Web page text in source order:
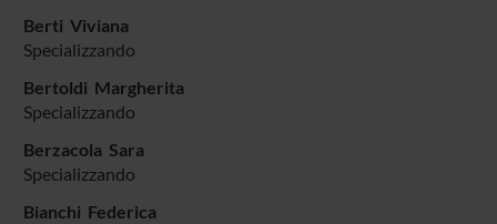
Berti Viviana
Specializzando
Bertoldi Margherita
Specializzando
Berzacola Sara
Specializzando
Bianchi Federica